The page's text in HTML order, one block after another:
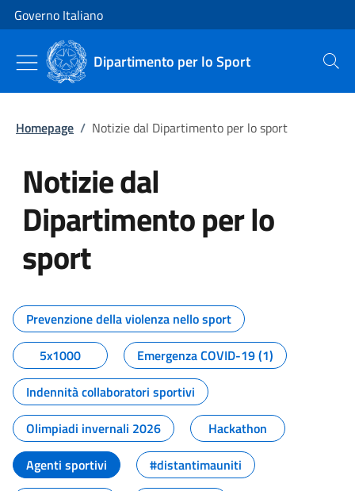
Vai al contenuto
Vai alla navigazione del sito
Governo Italiano
Dipartimento per lo Sport Cerca
Homepage / Notizie dal Dipartimento per lo sport
Notizie dal
Dipartimento per lo
sport
Tutti i contenuti della pagina
Prevenzione della violenza nello sport
5x1000
Emergenza COVID-19 (1)
Indennità collaboratori sportivi
Olimpiadi invernali 2026
Hackathon
Agenti sportivi
#distantimauniti